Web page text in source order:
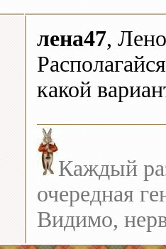
лена47,
какой
Каждый
очередная
Видимо,